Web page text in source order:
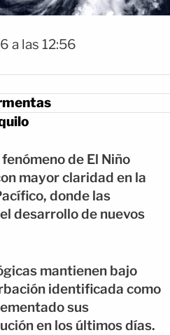
a las 12:56
de El Niño
mayor claridad en la
donde las
desarrollo de nuevos
mantienen bajo
identificada como
sus
en los últimos días.